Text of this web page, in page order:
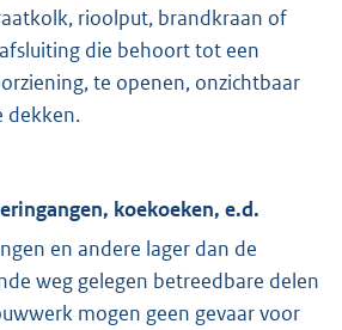
rioolput, brandkraan of
die behoort tot een
te openen, onzichtbaar
dekken.
koekoeken, e.d.
en andere lager dan de
weg gelegen betreedbare delen
mogen geen gevaar voor